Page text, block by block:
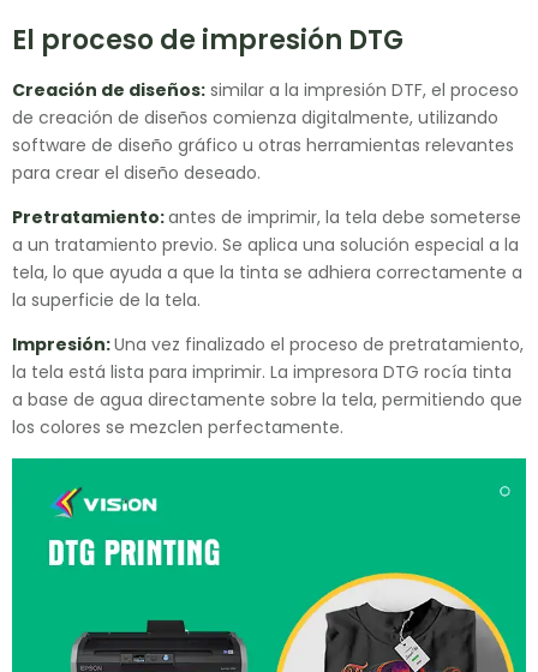
El proceso de impresión DTG
Creación de diseños: similar a la impresión DTF, el proceso
de creación de diseños comienza digitalmente, utilizando
software de diseño gráfico u otras herramientas relevantes
para crear el diseño deseado.
Pretratamiento:antes de imprimir, la tela debe someterse
a un tratamiento previo. Se aplica una solución especial a la
tela, lo que ayuda a que la tinta se adhiera correctamente a
la superficie de la tela.
Impresión:Una vez finalizado el proceso de pretratamiento,
la tela está lista para imprimir. La impresora DTG rocía tinta
a base de agua directamente sobre la tela, permitiendo que
los colores se mezclen perfectamente.